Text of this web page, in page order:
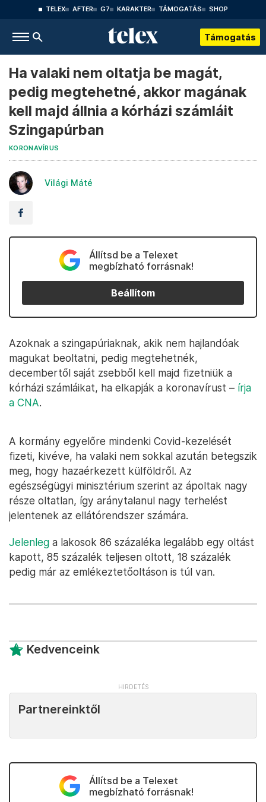
TELEX AFTER G7 KARAKTER TÁMOGATÁS SHOP
Támogatás
Ha valaki nem oltatja be magát,
pedig megtehetné, akkor magának
kell majd állnia a kórházi számláit
Szingapúrban
KORONAVÍRUS
Világi Máté
Állítsd be a Telexet
megbízható forrásnak!
Beállítom
Azoknak a szingapúriaknak, akik nem hajlandóak
magukat beoltatni, pedig megtehetnék,
decembertől saját zsebből kell majd fizetniük a
kórházi számláikat, ha elkapják a koronavírust – írja
a CNA.
A kormány egyelőre mindenki Covid-kezelését
fizeti, kivéve, ha valaki nem sokkal azután betegszik
meg, hogy hazaérkezett külföldről. Az
egészségügyi minisztérium szerint az ápoltak nagy
része oltatlan, így aránytalanul nagy terhelést
jelentenek az ellátórendszer számára.
Jelenleg a lakosok 86 százaléka legalább egy oltást
kapott, 85 százalék teljesen oltott, 18 százalék
pedig már az emlékeztetőoltáson is túl van.
Kedvenceink
Partnereinktől
Állítsd be a Telexet
megbízható forrásnak!